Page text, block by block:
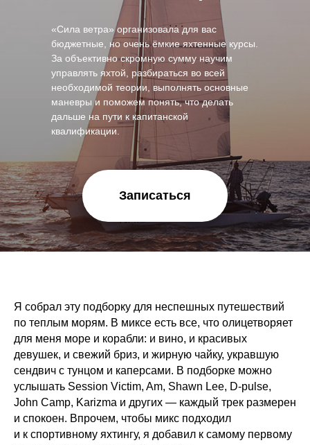
«Сила ветра» организовала для вас
бюджетные, но очень ёмкие яхтенные курсы.
За объективно скромную сумму научим
управлять яхтой, разбираться во всей
необходимой теории, выполнять основные
маневры и поможем понять, что делать
дальше на пути к капитанской
квалификации.
Записаться
Я собрал эту подборку для неспешных путешествий
по теплым морям. В миксе есть все, что олицетворяет
для меня море и корабли: и вино, и красивых
девушек, и свежий бриз, и жирную чайку, укравшую
сендвич с тунцом и каперсами. В подборке можно
услышать Session Victim, Am, Shawn Lee, D-pulse,
John Camp, Karizma и других — каждый трек размерен
и спокоен. Впрочем, чтобы микс подходил
и к спортивному яхтингу, я добавил к самому первому